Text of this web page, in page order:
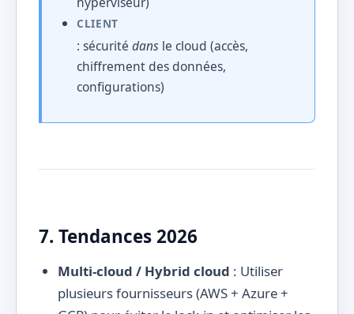
CLIENT
: sécurité dans le cloud (accès,
chiffrement des données,
configurations)
7. Tendances 2026
Multi-cloud / Hybrid cloud : Utiliser
plusieurs fournisseurs (AWS + Azure +